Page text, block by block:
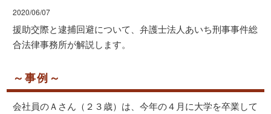
2020/06/07
援助交際と逮捕回避について、弁護士法人あいち刑事事件総
合法律事務所が解説します。
～事例～
会社員のＡさん（２３歳）は、今年の４月に大学を卒業して